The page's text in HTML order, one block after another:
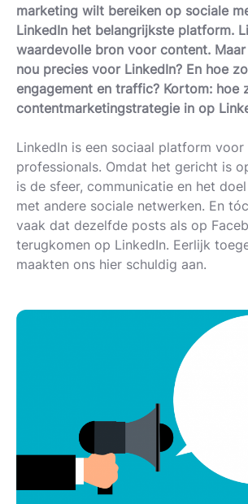
marketing wilt bereiken op sociale
LinkedIn het belangrijkste platform.
waardevolle bron voor content.
nou precies voor LinkedIn? En hoe
engagement en traffic? Kortom: hoe
contentmarketingstrategie in op
LinkedIn is een sociaal platform voor
professionals. Omdat het gericht is
is de sfeer, communicatie en het
met andere sociale netwerken. En
vaak dat dezelfde posts als op
terugkomen op LinkedIn. Eerlijk
maakten ons hier schuldig aan.